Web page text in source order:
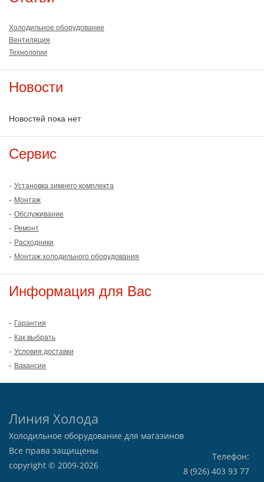
Холодильное оборудование
Вентиляция
Технологии
Новости
Новостей пока нет
Сервис
- Установка зимнего комплекта
- Монтаж
- Обслуживание
- Ремонт
- Расходники
- Монтаж холодильного оборудования
Информация для Вас
- Гарантия
- Как выбрать
- Условия доставки
- Вакансии
Линия Холода
Холодильное оборудование для магазинов
Все права защищены
copyright © 2009-2026
Телефон:
8 (926) 403 93 77